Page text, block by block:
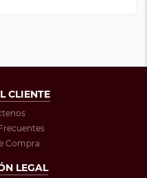
CLIENTE
Compra
LEGAL